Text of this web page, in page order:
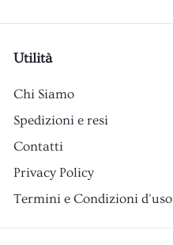
Utilità
Chi Siamo
Spedizioni e resi
Contatti
Privacy Policy
Termini e Condizioni d'uso